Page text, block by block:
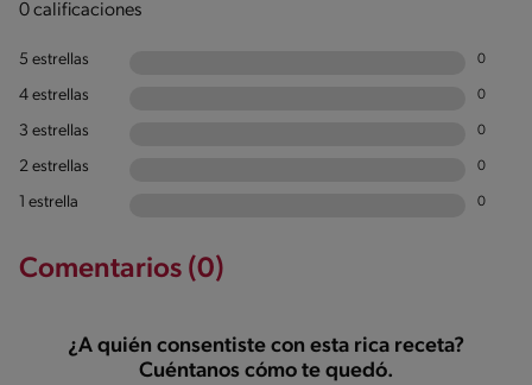
0 calificaciones
5 estrellas 0
4 estrellas 0
3 estrellas 0
2 estrellas 0
1 estrella 0
Comentarios (0)
¿A quién consentiste con esta rica receta?
Cuéntanos cómo te quedó.